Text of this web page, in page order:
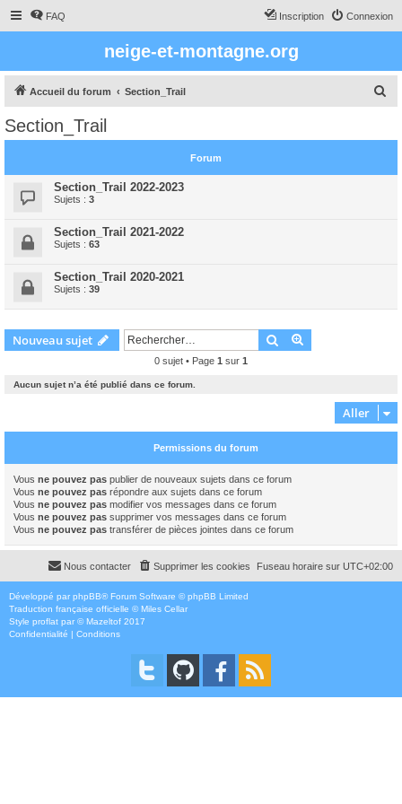
FAQ Connexion
Inscription
neige-et-montagne.org
Accueil du forum Section_Trail
e
Section_Trail
Forum
Section_Trail 2022-2023
Sujets : 3
Section_Trail 2021-2022
Sujets : 63
Section_Trail 2020-2021
Sujets : 39
Nouveau sujet Rechercher
0 sujet • Page 1 sur 1
Aucun sujet n’a été publié dans ce forum.
Aller
Permissions du forum
Vous ne pouvez pas publier de nouveaux sujets dans ce forum
Vous ne pouvez pas répondre aux sujets dans ce forum
Vous ne pouvez pas modifier vos messages dans ce forum
Vous ne pouvez pas supprimer vos messages dans ce forum
Vous ne pouvez pas transférer de pièces jointes dans ce forum
Fuseau horaire sur UTC+02:00
Supprimer les cookies
Nous contacter
Développé par phpBB® Forum Software © phpBB Limited
Traduction française officielle ©Miles Cellar
Style proflat par ©Mazeltof 2017
Confidentialité | Conditions